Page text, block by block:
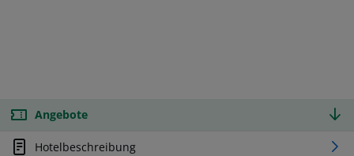
Angebote
Hotelbeschreibung